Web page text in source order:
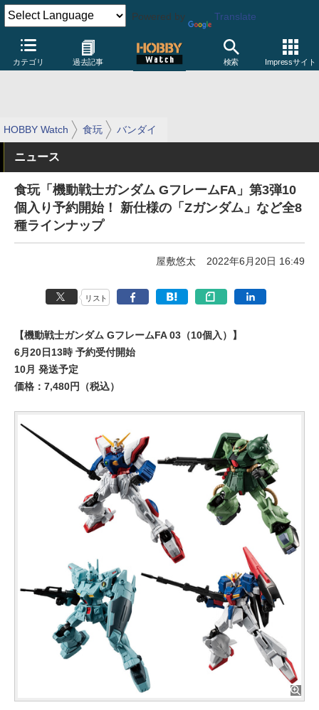
Powered by Translate
カテゴリ 過去記事 検索 Impressサイト
HOBBY Watch 食玩 バンダイ
ニュース
食玩「機動戦士ガンダム GフレームFA」第3弾10
個入り予約開始！ 新仕様の「Zガンダム」など全8
種ラインナップ
屋敷悠太 2022年6月20日 16:49
リスト
【機動戦士ガンダム GフレームFA 03（10個入）】
6月20日13時 予約受付開始
10月 発送予定
価格：7,480円（税込）